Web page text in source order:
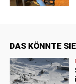
DAS KÖNNTE